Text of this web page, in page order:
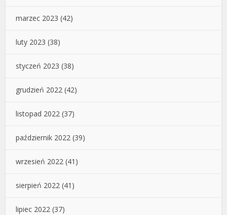
marzec 2023 (42)
luty 2023 (38)
styczeń 2023 (38)
grudzień 2022 (42)
listopad 2022 (37)
październik 2022 (39)
wrzesień 2022 (41)
sierpień 2022 (41)
lipiec 2022 (37)